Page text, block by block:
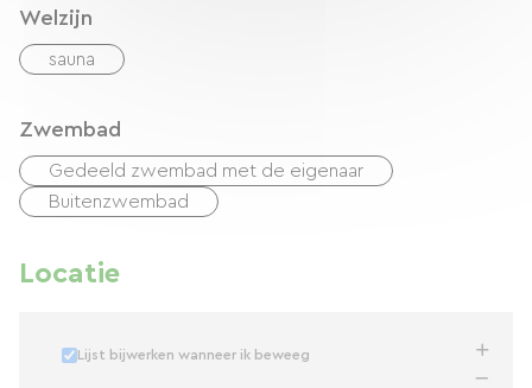
Welzijn
sauna
Zwembad
Gedeeld zwembad met de eigenaar
Buitenzwembad
Locatie
Lijst bijwerken wanneer ik beweeg